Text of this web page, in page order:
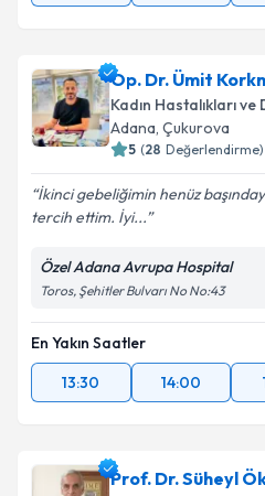
Op. Dr. Ümit
Kadın Hastalıkları ve
Adana, Çukurova
5 (28 Değerlendirme)
İkinci gebeliğimin henüz
tercih ettim. İyi...
Özel Adana Avrupa Hospital
Toros, Şehitler Bulvarı No No:43
En Yakın Saatler
13:30
14:00
Prof. Dr. Süheyl